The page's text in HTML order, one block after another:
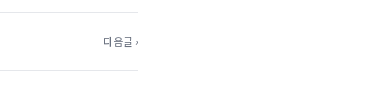
다음글 ›